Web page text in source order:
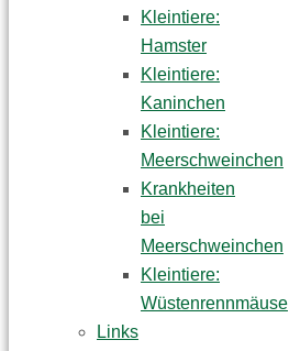
Kleintiere:
Hamster
Kleintiere:
Kaninchen
Kleintiere:
Meerschweinchen
Krankheiten
bei
Meerschweinchen
Kleintiere:
Wüstenrennmäuse
Links